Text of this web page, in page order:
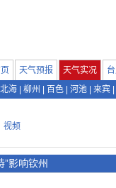
天气预报 天气实况
北海 柳州 百色 河池 来宾
视频
影响钦州